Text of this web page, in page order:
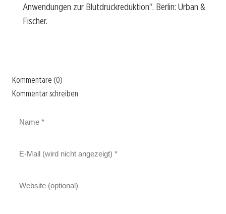
Anwendungen zur Blutdruckreduktion“. Berlin: Urban &
Fischer.
Kommentare (0)
Kommentar schreiben